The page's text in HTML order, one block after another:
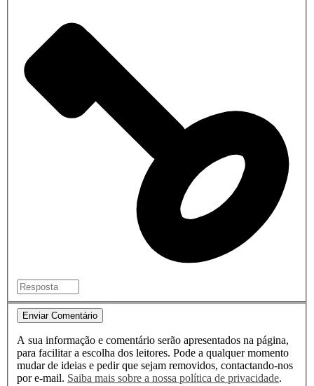
Enviar Comentário
A sua informação e comentário serão apresentados na página,
para facilitar a escolha dos leitores. Pode a qualquer momento
mudar de ideias e pedir que sejam removidos, contactando-nos
por e-mail.
Saiba mais sobre a nossa política de privacidade.